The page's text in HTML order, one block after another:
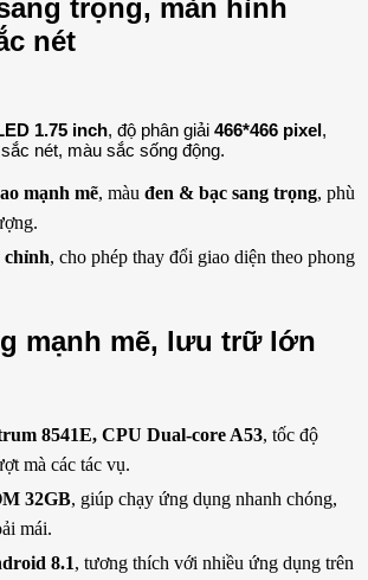
trọng, màn hình
nét
1.75 inch, độ phân giải 466*466 pixel,
nét, màu sắc sống động.
mạnh mẽ, màu đen & bạc sang trọng, phù
chỉnh, cho phép thay đổi giao diện theo phong
mạnh mẽ, lưu trữ lớn
8541E, CPU Dual-core A53, tốc độ
mà các tác vụ.
32GB, giúp chạy ứng dụng nhanh chóng,
mái.
8.1, tương thích với nhiều ứng dụng trên